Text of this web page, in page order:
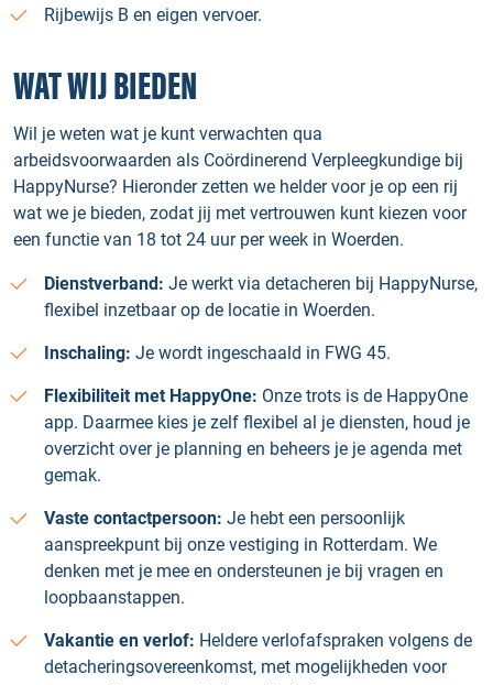
Rijbewijs B en eigen vervoer.
WAT WIJ BIEDEN
Wil je weten wat je kunt verwachten qua
arbeidsvoorwaarden als Coördinerend Verpleegkundige bij
HappyNurse? Hieronder zetten we helder voor je op een rij
wat we je bieden, zodat jij met vertrouwen kunt kiezen voor
een functie van 18 tot 24 uur per week in Woerden.
Dienstverband: Je werkt via detacheren bij HappyNurse,
flexibel inzetbaar op de locatie in Woerden.
Inschaling: Je wordt ingeschaald in FWG 45.
Flexibiliteit met HappyOne: Onze trots is de HappyOne
app. Daarmee kies je zelf flexibel al je diensten, houd je
overzicht over je planning en beheers je je agenda met
gemak.
Vaste contactpersoon: Je hebt een persoonlijk
aanspreekpunt bij onze vestiging in Rotterdam. We
denken met je mee en ondersteunen je bij vragen en
loopbaanstappen.
Vakantie en verlof: Heldere verlofafspraken volgens de
detacheringsovereenkomst, met mogelijkheden voor